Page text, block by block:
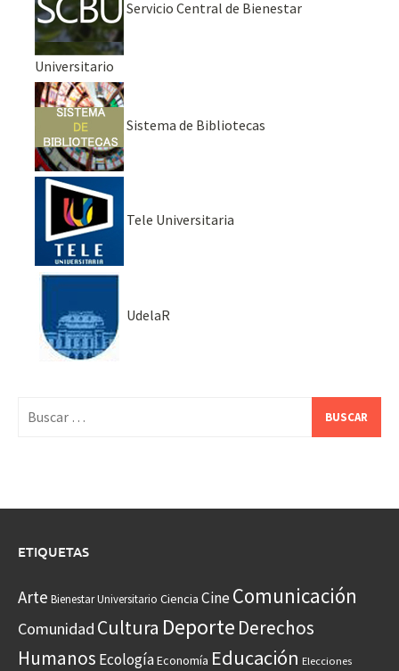
Servicio Central de Bienestar
Universitario
Sistema de Bibliotecas
Tele Universitaria
UdelaR
ETIQUETAS
Arte Bienestar Universitario Ciencia CineComunicación
Comunidad Cultura Deporte Derechos
Humanos EcologíaEconomía Educación Elecciones